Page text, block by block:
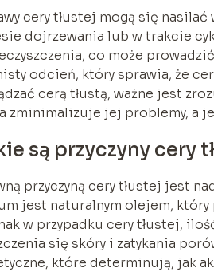
cery tłustej mogą się
dojrzewania lub w trakcie
co może
odcień, który sprawia, że
cerą tłustą, ważne jest
zminimalizuje jej problemy, a
są przyczyny cery
przyczyną cery tłustej jest
jest naturalnym olejem,
w przypadku cery tłustej,
się skóry i zatykania
które determinują, jak